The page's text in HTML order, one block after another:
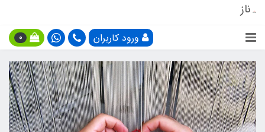
ناز
ورود کاربران 0